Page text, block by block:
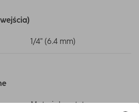
1/4" (6.4 mm)
Materiał syntetyczny